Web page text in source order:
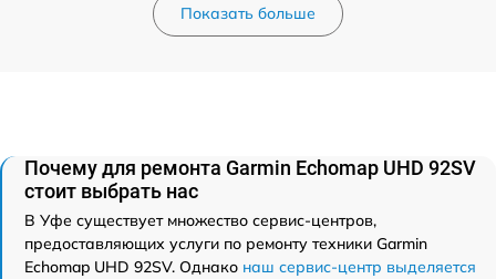
Показать больше
Почему для ремонта Garmin Echomap UHD 92SV
стоит выбрать нас
В Уфе существует множество сервис-центров,
предоставляющих услуги по ремонту техники Garmin
Echomap UHD 92SV. Однако наш сервис-центр выделяется